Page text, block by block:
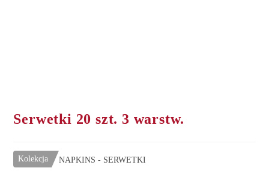
Serwetki 20 szt. 3 warstw.
Kolekcja NAPKINS - SERWETKI